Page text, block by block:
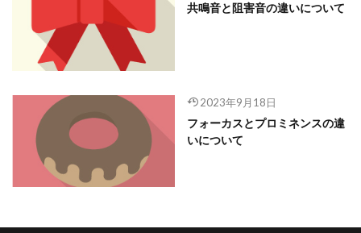
共鳴音と阻害音の違いについて
2023年9月18日
フォーカスとプロミネンスの違
いについて